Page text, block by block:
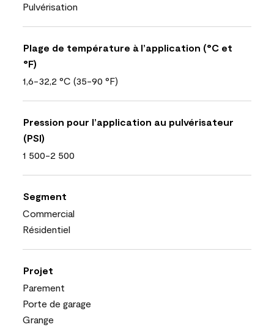
Pulvérisation
Plage de température à l’application (°C et
°F)
1,6-32,2 °C (35-90 °F)
Pression pour l’application au pulvérisateur
(PSI)
1 500-2 500
Segment
Commercial
Résidentiel
Projet
Parement
Porte de garage
Grange